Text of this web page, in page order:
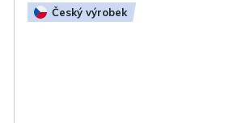
Český výrobek